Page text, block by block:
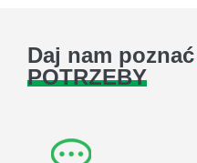
Daj nam poznać
POTRZEBY